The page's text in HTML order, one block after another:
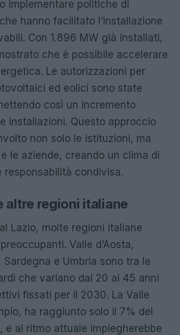
implementare politiche di
hanno facilitato l’installazione
Con 1.896 MW già installati,
che è possibile accelerare
Le autorizzazioni per
ed eolici sono state
così un incremento
installazioni. Questo approccio
non solo le istituzioni, ma
le aziende, creando un clima di
responsabilità condivisa.
altre regioni italiane
Lazio, molte regioni italiane
Valle d’Aosta,
Sardegna e Umbria sono tra le
che variano dai 20 ai 45 anni
fissati per il 2030. La Valle
ha raggiunto solo il 7% del
e al ritmo attuale impiegherebbe